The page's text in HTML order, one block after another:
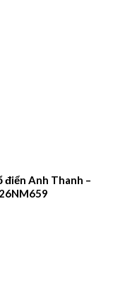
điển Anh Thanh –